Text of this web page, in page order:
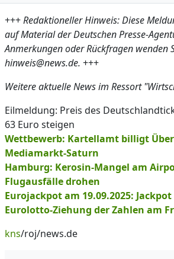
+++Redaktioneller Hinweis: Diese
auf Material der Deutschen Presse-
Anmerkungen oder Rückfragen wenden
hinweis@news.de. +++
Weitere aktuelle News im Ressort
Eilmeldung: Preis des
63 Euro steigen
Wettbewerb: Kartellamt billigt
Mediamarkt-Saturn
Hamburg: Kerosin-Mangel am
Flugausfälle drohen
Eurojackpot am 19.09.2025:
Eurolotto-Ziehung der Zahlen am
kns/roj/news.de